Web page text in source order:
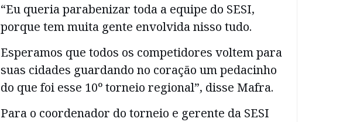
“Eu queria parabenizar toda a equipe do SESI,
porque tem muita gente envolvida nisso tudo.
Esperamos que todos os competidores voltem para
suas cidades guardando no coração um pedacinho
do que foi esse 10º torneio regional”, disse Mafra.
Para o coordenador do torneio e gerente da SESI